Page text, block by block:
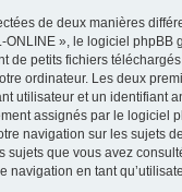
de deux manières
ONLINE », le logiciel phpBB
de petits fichiers
ordinateur. Les deux
utilisateur et un identifiant
assignés par le logiciel
navigation sur les sujets
sujets que vous avez
navigation en tant